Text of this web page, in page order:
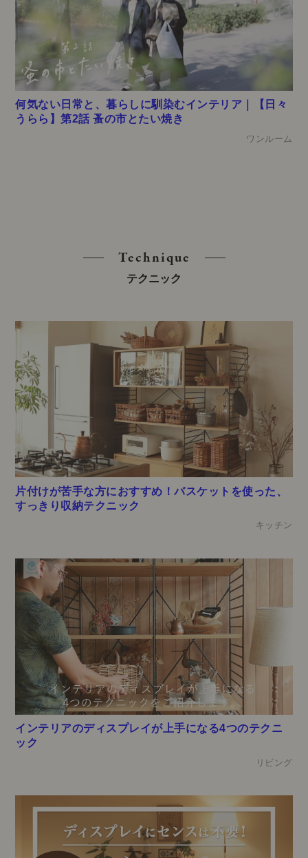
何気ない日常と、暮らしに馴染むインテリア｜【日々
うらら】第2話 蚤の市とたい焼き
ワンルーム
Technique
テクニック
片付けが苦手な方におすすめ！バスケットを使った、
すっきり収納テクニック
キッチン
インテリアのディスプレイが上手になる4つのテクニ
ック
リビング